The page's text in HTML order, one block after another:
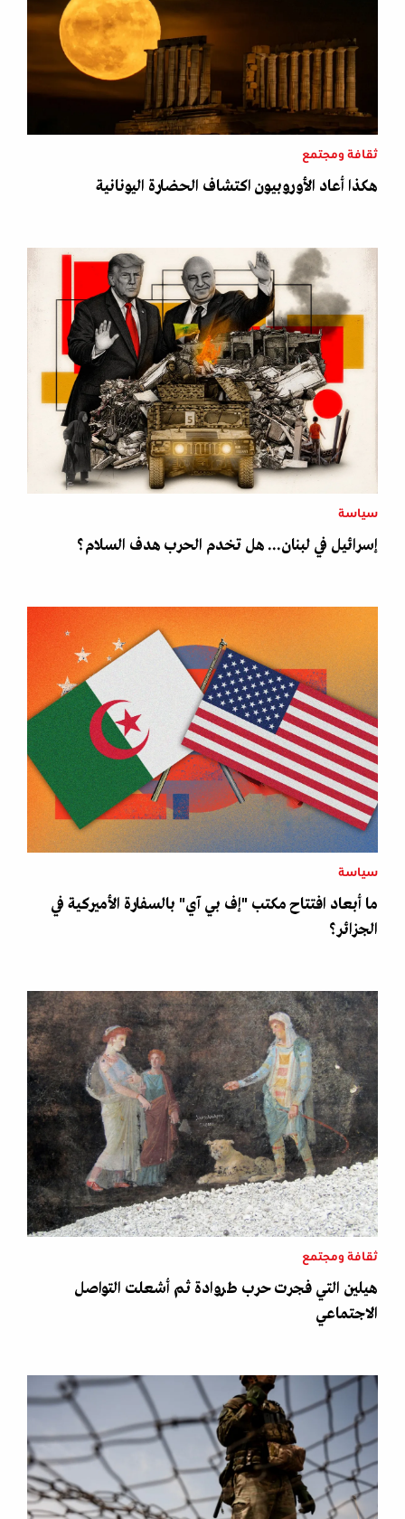
ثقافة ومجتمع
هكذا أعاد الأوروبيون اكتشاف الحضارة اليونانية
سياسة
إسرائيل في لبنان... هل تخدم الحرب هدف السلام؟
سياسة
ما أبعاد افتتاح مكتب "إف بي آي" بالسفارة الأميركية في
الجزائر؟
ثقافة ومجتمع
هيلين التي فجرت حرب طروادة ثم أشعلت التواصل
الاجتماعي